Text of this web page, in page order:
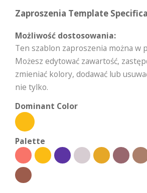
Zaproszenia Template
Możliwość dostosowania:
Ten szablon zaproszenia można w
Możesz edytować zawartość,
zmieniać kolory, dodawać lub
nie tylko.
Dominant Color
Palette